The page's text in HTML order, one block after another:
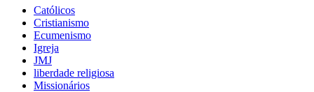
Católicos
Cristianismo
Ecumenismo
Igreja
JMJ
liberdade religiosa
Missionários